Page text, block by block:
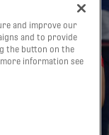
fou
and improve our
and to provide
the button on the
information see